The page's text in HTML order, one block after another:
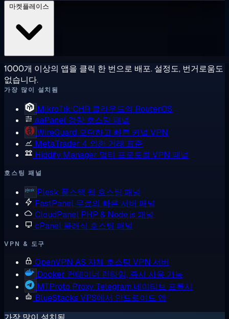
1000개 이상의 앱을 클릭 한 번으로 배포. 설정도, 번거로움도
없습니다.
가장 많이 설치됨
MikroTik CHR 클라우드의 RouterOS
aaPanel 경량 호스팅 패널
WireGuard 모던하고 빠른 커널 VPN
MetaTrader 4 외환 거래 표준
Hiddify Manager 멀티 프로토콜 VPN 패널
호스팅 패널
Plesk 풀스택 웹 호스팅 패널
FastPanel 무료의 빠른 서버 패널
CloudPanel PHP & Node.js 패널
cPanel 클래식 호스팅 패널
VPN & 도구
OpenVPN AS 자체 호스팅 VPN 서버
Docker 컨테이너 런타임, 즉시 사용 가능
MTProto Proxy Telegram 네이티브 프록시
BlueStacks VPS에서 안드로이드 앱